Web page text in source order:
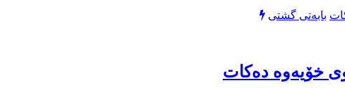
بابەتی گشتی
خۆیەوە دەکات